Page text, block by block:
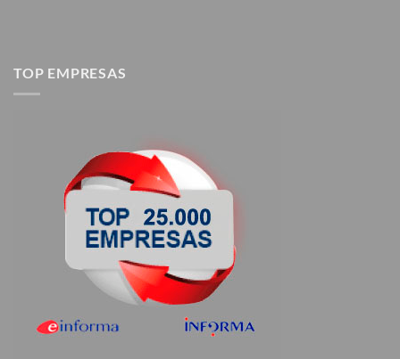
TOP EMPRESAS